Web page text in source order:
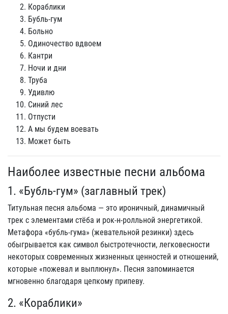
Кораблики
Бубль-гум
Больно
Одиночество вдвоем
Кантри
Ночи и дни
Труба
Удивлю
Синий лес
Отпусти
А мы будем воевать
Может быть
Наиболее известные песни альбома
1. «Бубль-гум» (заглавный трек)
Титульная песня альбома — это ироничный, динамичный
трек с элементами стёба и рок-н-ролльной энергетикой.
Метафора «бубль-гума» (жевательной резинки) здесь
обыгрывается как символ быстротечности, легковесности
некоторых современных жизненных ценностей и отношений,
которые «пожевал и выплюнул». Песня запоминается
мгновенно благодаря цепкому припеву.
2. «Кораблики»